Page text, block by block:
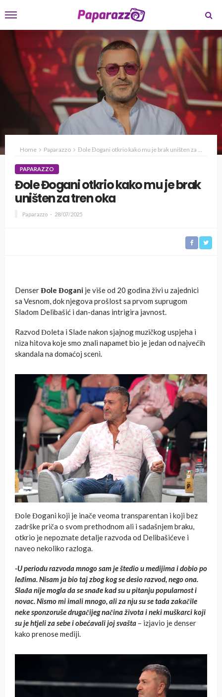
Home Paparazzo Đole Đogani otkrio kako mu je brak uništen za tren oka
PAPARAZZO
Đole Đogani otkrio kako mu je brak
uništen za tren oka
Paparazzo 28/07/2025
DenserĐole Đogani je više od 20 godina živi u zajednici
sa Vesnom, dok njegova prošlost sa prvom suprugom
Slađom Delibašić i dan-danas intrigira javnost.
Razvod Đoleta i Slađe nakon sjajnog muzičkog uspjeha i
niza hitova koje smo znali napamet bio je jedan od najvećih
skandala na domaćoj sceni.
Đole Đogani koji je inače veoma transparentan i koji bez
zadrške priča o svom prethodnom ali i sadašnjem braku,
otkrio je nepoznate detalje razvoda od Delibašićeve i
naveo nekoliko razloga.
-U periodu razvoda mnogo sam je štedio u medijima i dobio po
leđima. Nisam ja bio taj zbog kog se desio razvod, nego ona.
Slađa nije mogla da se snađe kad su u pitanju popularnost i
novac. Nismo mi imali mnogo, ali za nju su se tada zakačile
neke sponzoruše drugačijeg načina života i neki muškarci koji
su je htjeli za sebe i obećavali joj svašta – izjavio je denser
kako prenose mediji.